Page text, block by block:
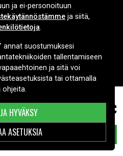
16,99 €
LISÄÄ OSTOSKORIIN
Spares Nordic AB
ja ei-personoituun
ja siitä,
.
annat suostumuksesi
tallentamiseen
ja sitä voi
tai ottamalla
ohjeita.
ASETUKSIA
HYVÄKSY